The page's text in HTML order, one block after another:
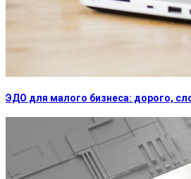
ЭДО для малого бизнеса: дорого,